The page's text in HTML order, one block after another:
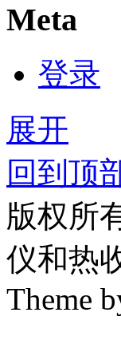
Meta
登录
展开
回到顶
版权所
仪和热
Theme